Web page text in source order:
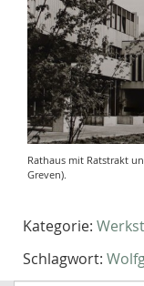
Rathaus mit Ratstrakt
Greven).
Kategorie:
Schlagwort: